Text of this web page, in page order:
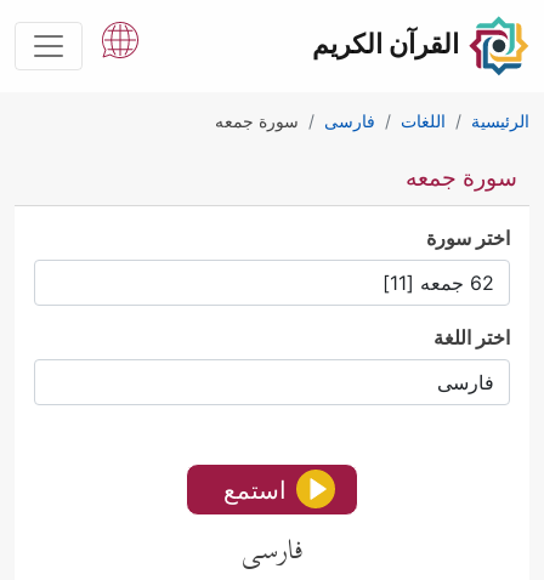
القرآن الكريم
الرئيسية اللغات فارسى سورة جمعه
سورة جمعه
اختر سورة
اختر اللغة
استمع
فارسى